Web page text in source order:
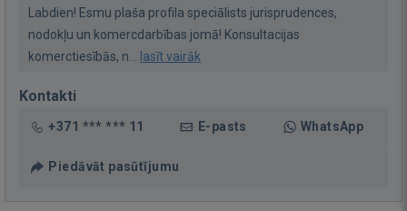
Labdien! Esmu plaša profila speciālists jurisprudences,
nodokļu un komercdarbības jomā! Konsultacijas
komerctiesībās, n... lasīt vairāk
Kontakti
+371 *** *** 11 E-pasts WhatsApp
Piedāvāt pasūtījumu